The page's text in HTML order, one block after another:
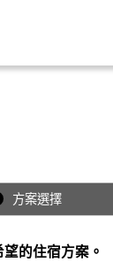
方案選擇
的住宿方案。